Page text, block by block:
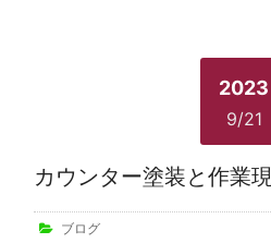
2023
9/21
カウンター塗装と作業
ブログ